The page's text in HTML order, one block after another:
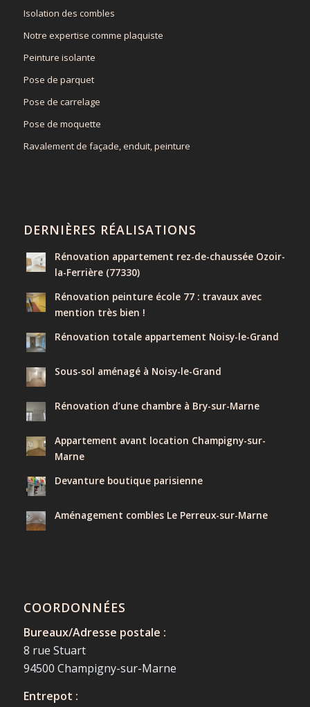
Isolation des combles
Notre expertise comme plaquiste
Peinture isolante
Pose de parquet
Pose de carrelage
Pose de moquette
Ravalement de façade, enduit, peinture
DERNIÈRES RÉALISATIONS
Rénovation appartement rez-de-chaussée Ozoir-
la-Ferrière (77330)
Rénovation peinture école 77 : travaux avec
mention très bien !
Rénovation totale appartement Noisy-le-Grand
Sous-sol aménagé à Noisy-le-Grand
Rénovation d’une chambre à Bry-sur-Marne
Appartement avant location Champigny-sur-
Marne
Devanture boutique parisienne
Aménagement combles Le Perreux-sur-Marne
COORDONNÉES
Bureaux/Adresse postale :
8 rue Stuart
94500 Champigny-sur-Marne
Entrepot :